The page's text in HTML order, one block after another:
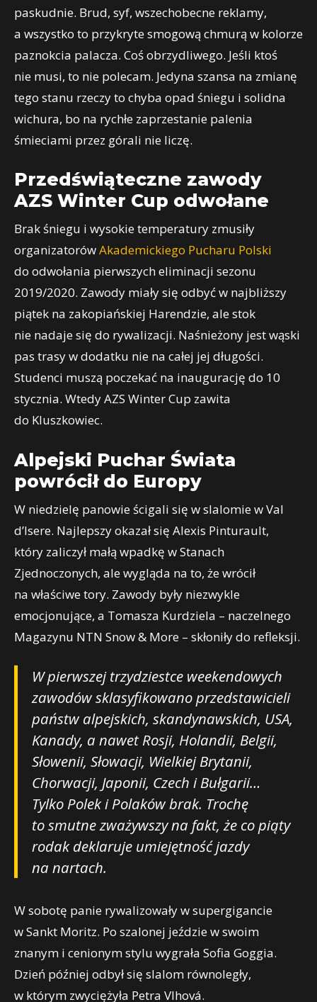
paskudnie. Brud, syf, wszechobecne reklamy,
a wszystko to przykryte smogową chmurą w kolorze
paznokcia palacza. Coś obrzydliwego. Jeśli ktoś
nie musi, to nie polecam. Jedyna szansa na zmianę
tego stanu rzeczy to chyba opad śniegu i solidna
wichura, bo na rychłe zaprzestanie palenia
śmieciami przez górali nie liczę.
Przedświąteczne zawody
AZS Winter Cup odwołane
Brak śniegu i wysokie temperatury zmusiły
organizatorówAkademickiego Pucharu Polski
do odwołania pierwszych eliminacji sezonu
2019/2020. Zawody miały się odbyć w najbliższy
piątek na zakopiańskiej Harendzie, ale stok
nie nadaje się do rywalizacji. Naśnieżony jest wąski
pas trasy w dodatku nie na całej jej długości.
Studenci muszą poczekać na inaugurację do 10
stycznia. Wtedy AZS Winter Cup zawita
do Kluszkowiec.
Alpejski Puchar Świata
powrócił do Europy
W niedzielę panowie ścigali się w slalomie w Val
d’Isere. Najlepszy okazał się Alexis Pinturault,
który zaliczył małą wpadkę w Stanach
Zjednoczonych, ale wygląda na to, że wrócił
na właściwe tory. Zawody były niezwykle
emocjonujące, a Tomasza Kurdziela – naczelnego
Magazynu NTN Snow & More – skłoniły do refleksji.
W pierwszej trzydziestce weekendowych
zawodów sklasyfikowano przedstawicieli
państw alpejskich, skandynawskich, USA,
Kanady, a nawet Rosji, Holandii, Belgii,
Słowenii, Słowacji, Wielkiej Brytanii,
Chorwacji, Japonii, Czech i Bułgarii…
Tylko Polek i Polaków brak. Trochę
to smutne zważywszy na fakt, że co piąty
rodak deklaruje umiejętność jazdy
na nartach.
W sobotę panie rywalizowały w supergigancie
w Sankt Moritz. Po szalonej jeździe w swoim
znanym i cenionym stylu wygrała Sofia Goggia.
Dzień później odbył się slalom równoległy,
w którym zwyciężyła Petra Vlhová.